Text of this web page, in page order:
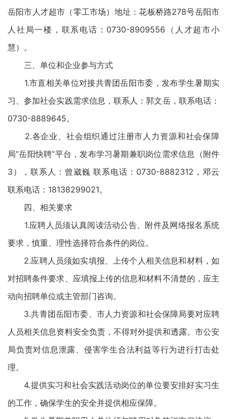
岳阳市人才超市（零工市场）地址：花板桥路278号岳阳市
人社局一楼，联系电话：0730-8909556（人才超市小
慧）。
三、单位和企业参与方式
1.市直相关单位对接共青团岳阳市委，发布学生暑期实
习、参加社会实践需求信息，联系人：郭文岳，联系电话：
0730-8889645。
2.各企业、社会组织通过注册市人力资源和社会保障
局“岳阳快聘”平台，发布学习暑期兼职岗位需求信息（附件
3），联系人：曾崴巍 联系电话：0730-8882312，邓云
联系电话：18138299021。
四、相关要求
1.应聘人员须认真阅读活动公告、附件及网络报名系统
要求，慎重、理性选择符合条件的岗位。
2.应聘人员须如实填报、上传个人相关信息和材料，如
对招聘条件要求、应填报上传的信息和材料不清楚的，应主
动向招聘单位或主管部门咨询。
3.共青团岳阳市委、市人力资源和社会保障局要对应聘
人员相关信息资料安全负责，不得对外提供和透露。市公安
局负责对信息泄露、侵害学生合法利益等行为进行打击处
理。
4.提供实习和社会实践活动岗位的单位要安排好实习生
的工作，确保学生的安全并提供相应保障。